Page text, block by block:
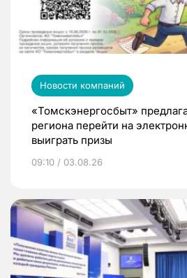
Новости компаний
«Томскэнергосбыт»
региона перейти на
выиграть призы
09:10 / 03.08.26